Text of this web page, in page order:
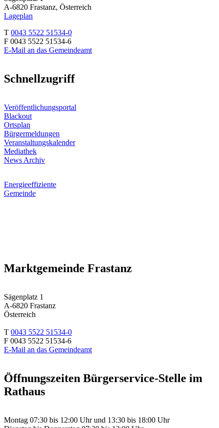
A-6820 Frastanz, Österreich
Lageplan
T 0043 5522 51534-0
F 0043 5522 51534-6
E-Mail an das Gemeindeamt
Schnellzugriff
Veröffentlichungsportal
Blackout
Ortsplan
Bürgermeldungen
Veranstaltungskalender
Mediathek
News Archiv
Energieeffiziente
Gemeinde
Marktgemeinde Frastanz
Sägenplatz 1
A-6820 Frastanz
Österreich
T 0043 5522 51534-0
F 0043 5522 51534-6
E-Mail an das Gemeindeamt
Öffnungszeiten Bürgerservice-Stelle im
Rathaus
Montag 07:30 bis 12:00 Uhr und 13:30 bis 18:00 Uhr